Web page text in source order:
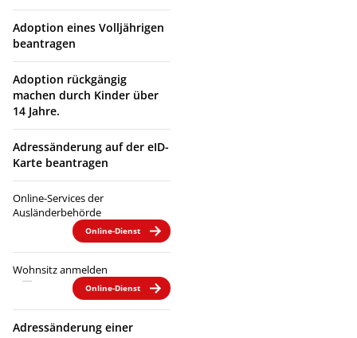
Adoption eines Volljährigen
beantragen
Adoption rückgängig
machen durch Kinder über
14 Jahre.
Adressänderung auf der eID-
Karte beantragen
Online-Services der
Ausländerbehörde
Online-Dienst
Wohnsitz anmelden
Online-Dienst
Adressänderung einer